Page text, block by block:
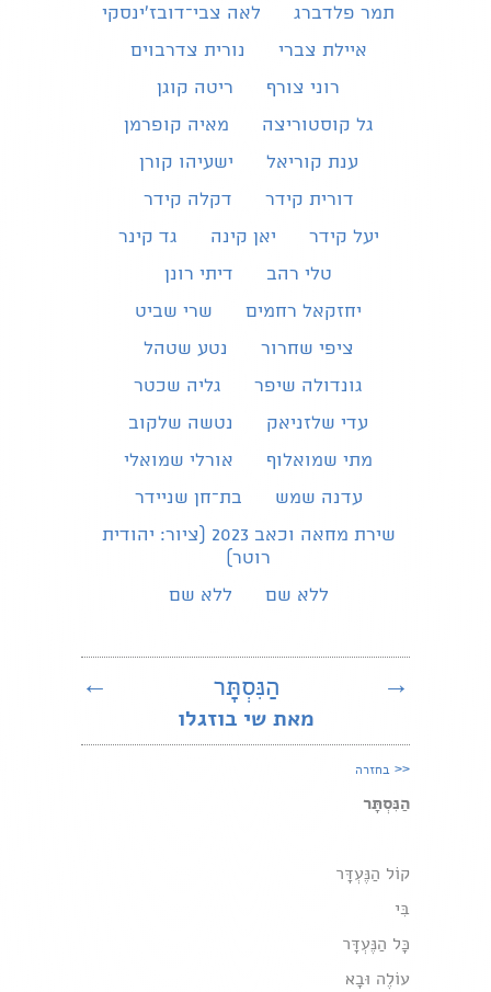
תמר פלדברג
לאה צבי־דובז׳ינסקי
איילת צברי
נורית צדרבוים
רוני צורף
ריטה קוגן
גל קוסטוריצה
מאיה קופרמן
ענת קוריאל
ישעיהו קורן
דורית קידר
דקלה קידר
יעל קידר
יאן קינה
גד קינר
טלי רהב
דיתי רונן
יחזקאל רחמים
שרי שביט
ציפי שחרור
נטע שטהל
גונדולה שיפר
גליה שכטר
עדי שלזניאק
נטשה שלקוב
מתי שמואלוף
אורלי שמואלי
עדנה שמש
בת־חן שניידר
שירת מחאה וכאב 2023 (ציור: יהודית
רוטר)
ללא שם
ללא שם
הַנִּסְתָּר
מאת שי בוזגלו
← →
<< בחזרה
הַנִּסְתָּר
קוֹל הַנֶּעְדָּר
בִּי
כָּל הַנֶּעְדָּר
עוֹלֶה וּבָא